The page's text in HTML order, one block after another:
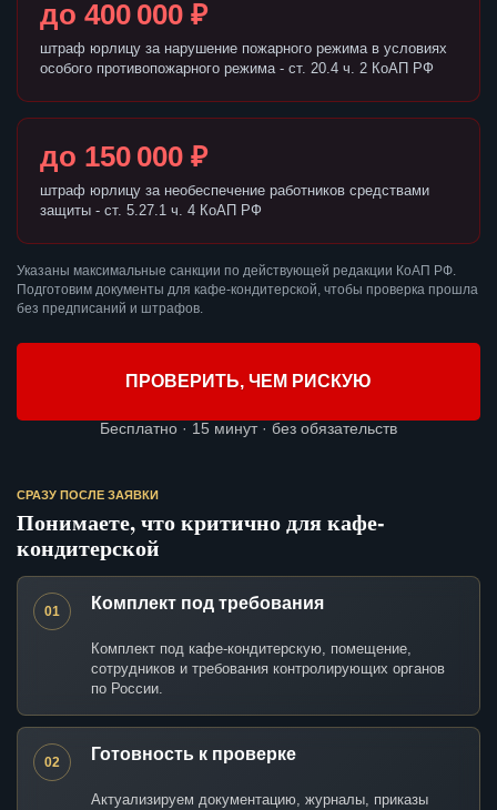
до 400 000 ₽
штраф юрлицу за нарушение пожарного режима в условиях
особого противопожарного режима - ст. 20.4 ч. 2 КоАП РФ
до 150 000 ₽
штраф юрлицу за необеспечение работников средствами
защиты - ст. 5.27.1 ч. 4 КоАП РФ
Указаны максимальные санкции по действующей редакции КоАП РФ.
Подготовим документы для кафе-кондитерской, чтобы проверка прошла
без предписаний и штрафов.
ПРОВЕРИТЬ, ЧЕМ РИСКУЮ
Бесплатно · 15 минут · без обязательств
СРАЗУ ПОСЛЕ ЗАЯВКИ
Понимаете, что критично для кафе-
кондитерской
01 Комплект под требования
Комплект под кафе-кондитерскую, помещение,
сотрудников и требования контролирующих органов
по России.
02 Готовность к проверке
Актуализируем документацию, журналы, приказы